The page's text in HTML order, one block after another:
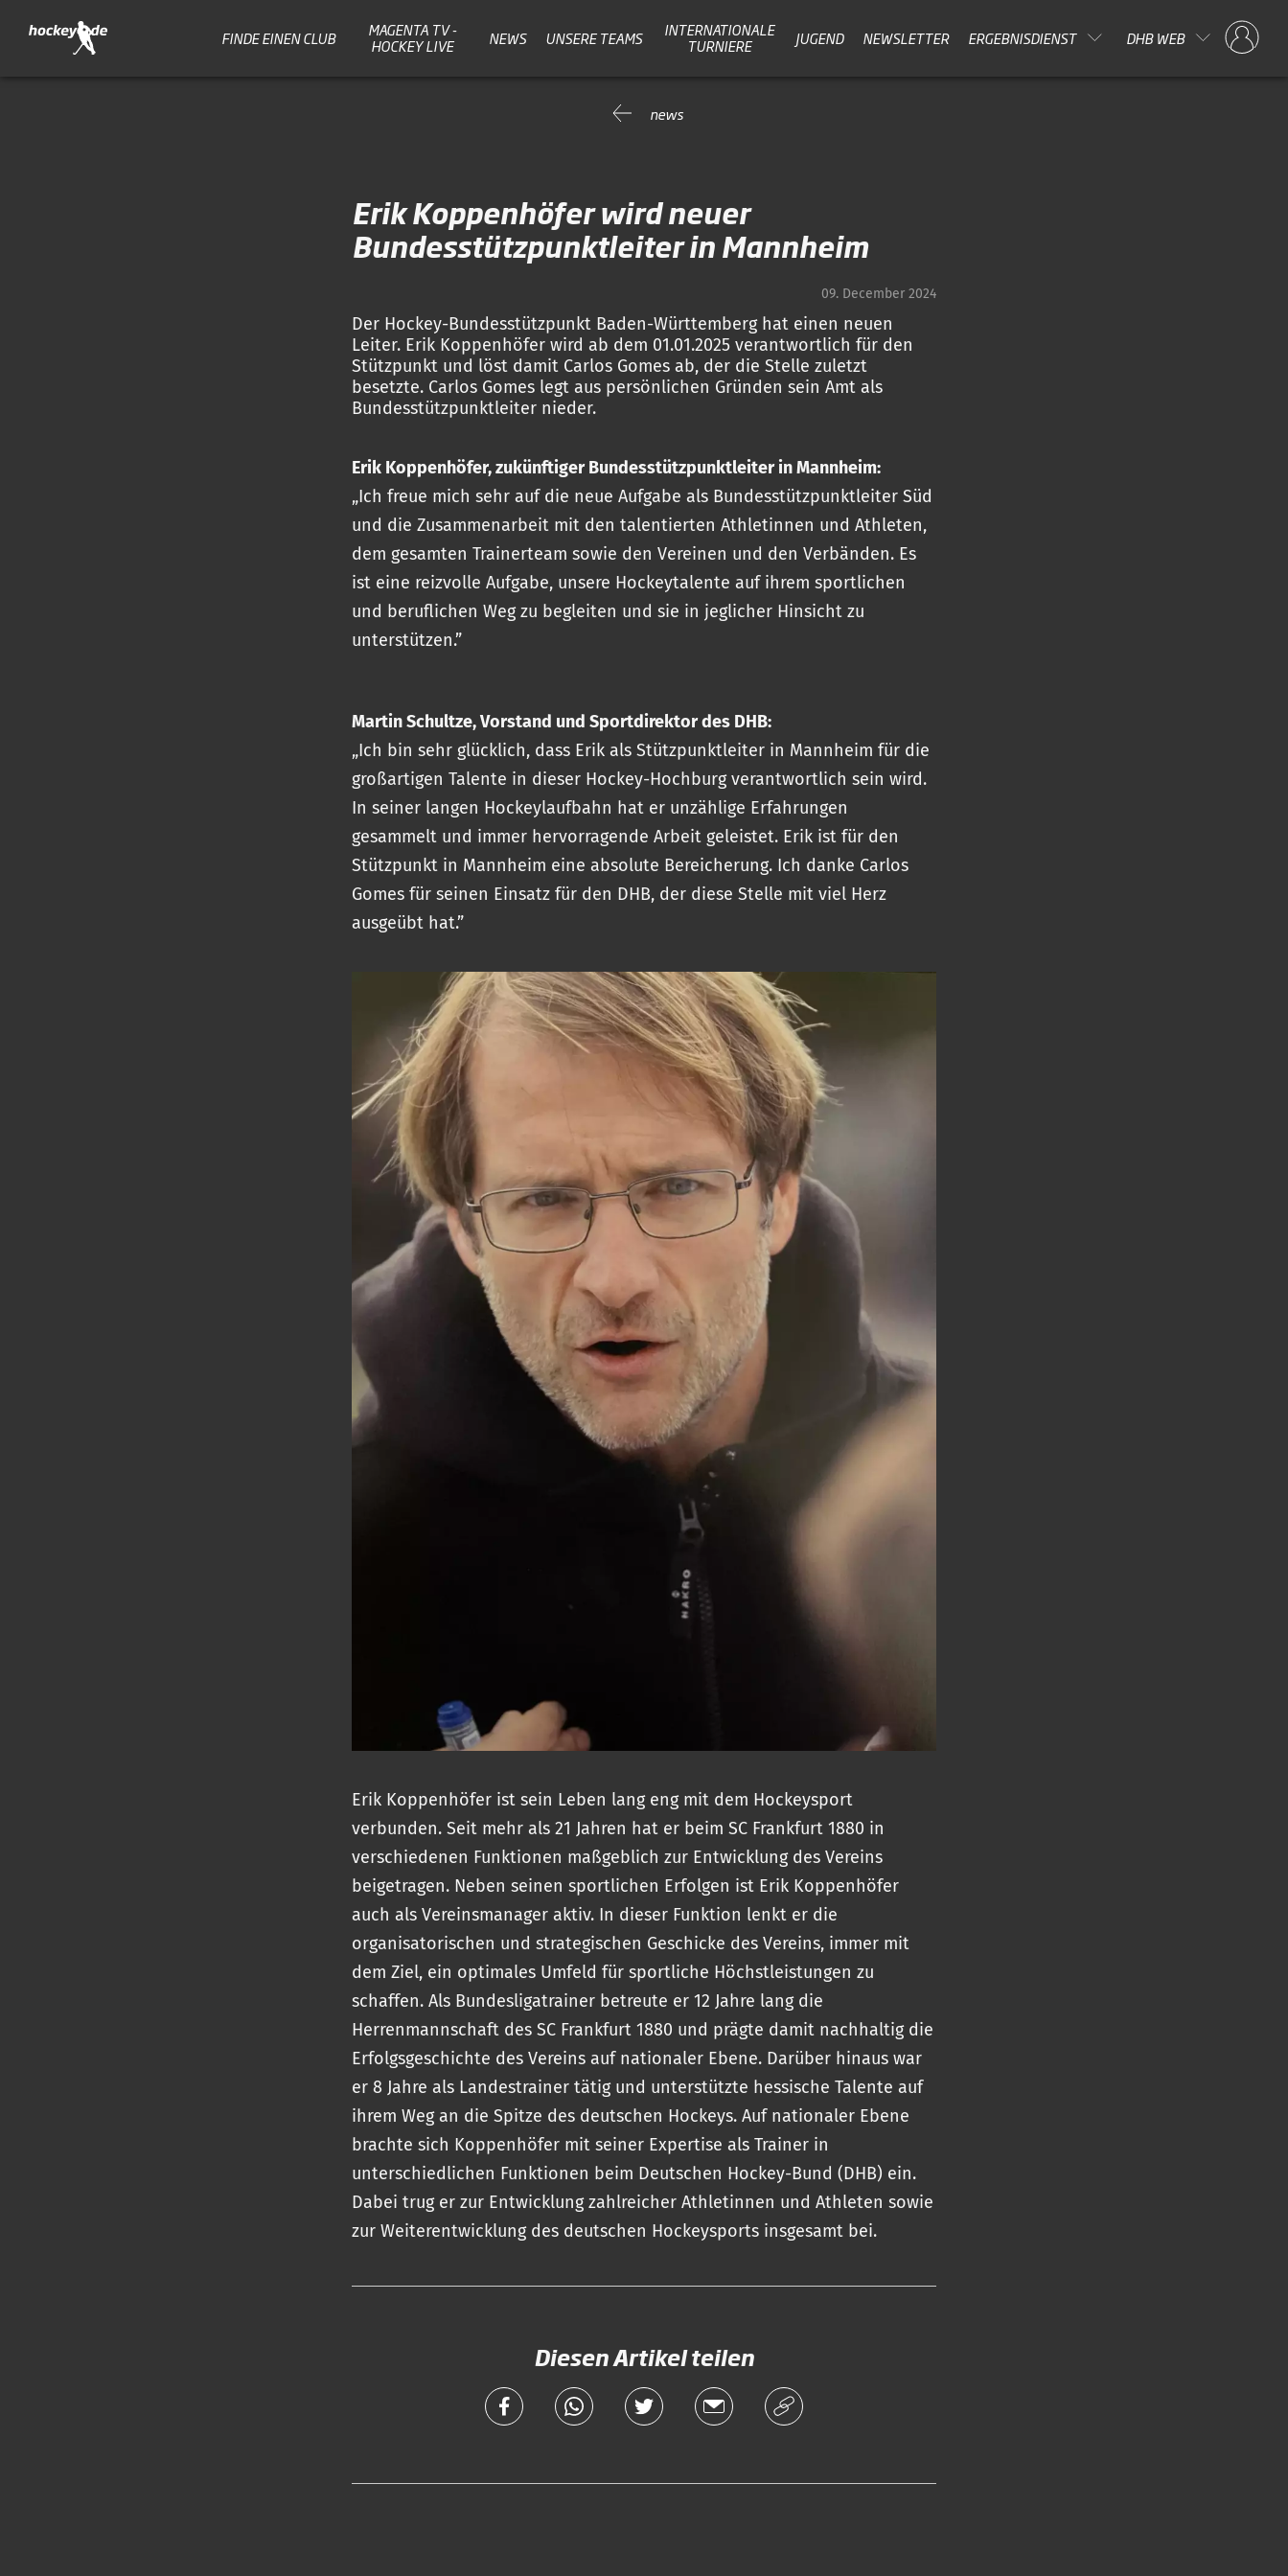
FINDE EINEN CLUB
MAGENTA TV -
HOCKEY LIVE
NEWS UNSERE TEAMS
INTERNATIONALE
TURNIERE
JUGEND NEWSLETTER ERGEBNISDIENST DHB WEB
news
Erik Koppenhöfer wird neuer
Bundesstützpunktleiter in Mannheim
09. December 2024
Der Hockey-Bundesstützpunkt Baden-Württemberg hat einen neuen
Leiter. Erik Koppenhöfer wird ab dem 01.01.2025 verantwortlich für den
Stützpunkt und löst damit Carlos Gomes ab, der die Stelle zuletzt
besetzte. Carlos Gomes legt aus persönlichen Gründen sein Amt als
Bundesstützpunktleiter nieder.
Erik Koppenhöfer, zukünftiger Bundesstützpunktleiter in Mannheim:
„Ich freue mich sehr auf die neue Aufgabe als Bundesstützpunktleiter Süd
und die Zusammenarbeit mit den talentierten Athletinnen und Athleten,
dem gesamten Trainerteam sowie den Vereinen und den Verbänden. Es
ist eine reizvolle Aufgabe, unsere Hockeytalente auf ihrem sportlichen
und beruflichen Weg zu begleiten und sie in jeglicher Hinsicht zu
unterstützen.”
Martin Schultze, Vorstand und Sportdirektor des DHB:
„Ich bin sehr glücklich, dass Erik als Stützpunktleiter in Mannheim für die
großartigen Talente in dieser Hockey-Hochburg verantwortlich sein wird.
In seiner langen Hockeylaufbahn hat er unzählige Erfahrungen
gesammelt und immer hervorragende Arbeit geleistet. Erik ist für den
Stützpunkt in Mannheim eine absolute Bereicherung. Ich danke Carlos
Gomes für seinen Einsatz für den DHB, der diese Stelle mit viel Herz
ausgeübt hat.”
Erik Koppenhöfer ist sein Leben lang eng mit dem Hockeysport
verbunden. Seit mehr als 21 Jahren hat er beim SC Frankfurt 1880 in
verschiedenen Funktionen maßgeblich zur Entwicklung des Vereins
beigetragen. Neben seinen sportlichen Erfolgen ist Erik Koppenhöfer
auch als Vereinsmanager aktiv. In dieser Funktion lenkt er die
organisatorischen und strategischen Geschicke des Vereins, immer mit
dem Ziel, ein optimales Umfeld für sportliche Höchstleistungen zu
schaffen. Als Bundesligatrainer betreute er 12 Jahre lang die
Herrenmannschaft des SC Frankfurt 1880 und prägte damit nachhaltig die
Erfolgsgeschichte des Vereins auf nationaler Ebene. Darüber hinaus war
er 8 Jahre als Landestrainer tätig und unterstützte hessische Talente auf
ihrem Weg an die Spitze des deutschen Hockeys. Auf nationaler Ebene
brachte sich Koppenhöfer mit seiner Expertise als Trainer in
unterschiedlichen Funktionen beim Deutschen Hockey-Bund (DHB) ein.
Dabei trug er zur Entwicklung zahlreicher Athletinnen und Athleten sowie
zur Weiterentwicklung des deutschen Hockeysports insgesamt bei.
Diesen Artikel teilen